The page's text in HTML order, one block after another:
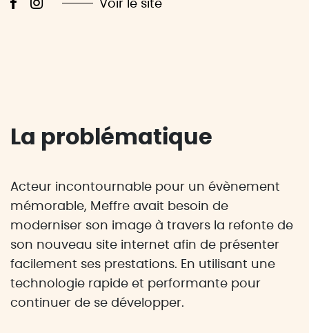
Voir le site
La problématique
Acteur incontournable pour un évènement
mémorable, Meffre avait besoin de
moderniser son image à travers la refonte de
son nouveau site internet afin de présenter
facilement ses prestations. En utilisant une
technologie rapide et performante pour
continuer de se développer.